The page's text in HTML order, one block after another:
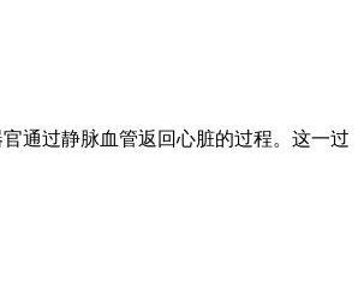
通过静脉血管返回心脏的过程。这一过